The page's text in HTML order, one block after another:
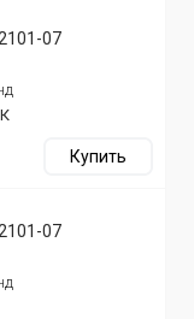
07
Купить
07